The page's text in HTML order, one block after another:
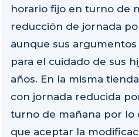
horario fijo en turno de
reducción de jornada
aunque sus
para el cuidado de sus
años. En la misma
con jornada reducida
turno de mañana por lo
que aceptar la